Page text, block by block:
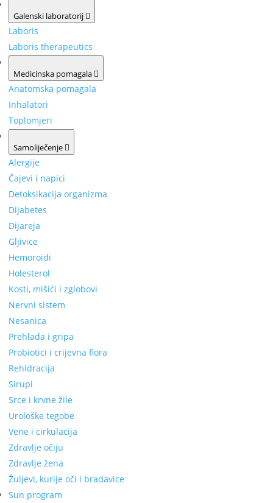
Galenski laboratorij
Laboris
Laboris therapeutics
Medicinska pomagala
Anatomska pomagala
Inhalatori
Toplomjeri
Samoliječenje
Alergije
Čajevi i napici
Detoksikacija organizma
Dijabetes
Dijareja
Gljivice
Hemoroidi
Holesterol
Kosti, mišići i zglobovi
Nervni sistem
Nesanica
Prehlada i gripa
Probiotici i crijevna flora
Rehidracija
Sirupi
Srce i krvne žile
Urološke tegobe
Vene i cirkulacija
Zdravlje očiju
Zdravlje žena
Žuljevi, kurije oči i bradavice
Sun program